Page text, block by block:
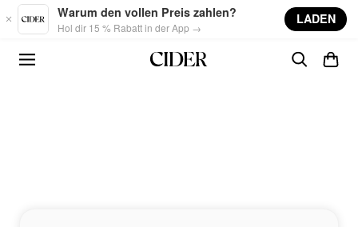
Skip to main content
Warum den vollen Preis zahlen?
Hol dir 15 % Rabatt in der App →
LADEN